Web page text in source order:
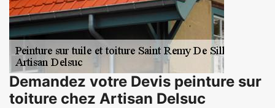
Demandez votre Devis peinture sur
toiture chez Artisan Delsuc